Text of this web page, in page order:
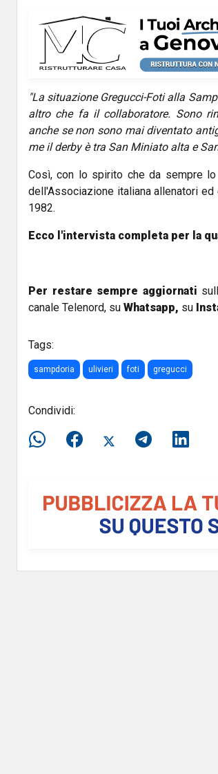
"La situazione Gregucci-Foti alla
altro che fa il collaboratore. Sono
anche se non sono mai diventato
me il derby è tra San Miniato alta e
Così, con lo spirito che da sempre lo
dell'Associazione italiana allenatori ed
1982.
Ecco l'intervista completa per la
Per restare sempre aggiornati
canale Telenord, su Whatsapp, su
Tags:
sampdoria ulivieri foti gregucci
Condividi: